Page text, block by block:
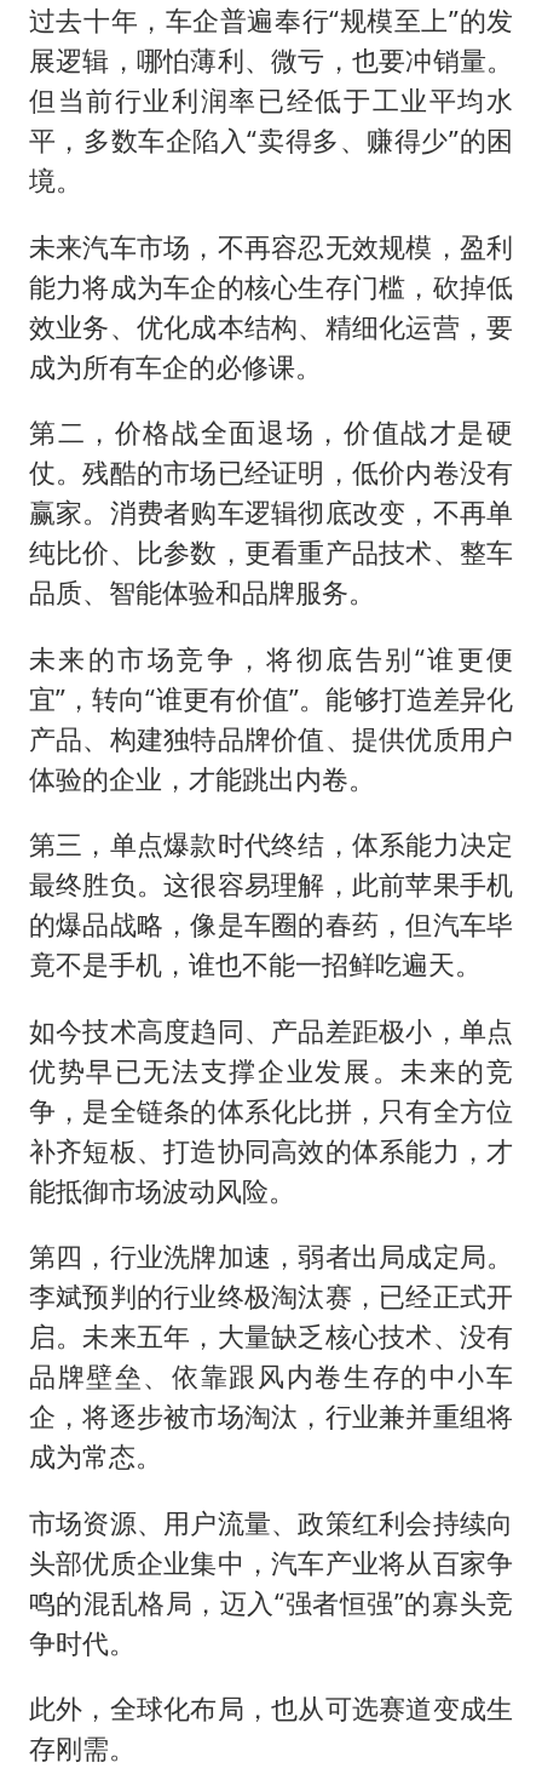
过去十年，车企普遍奉行“规模至上”的发
展逻辑，哪怕薄利、微亏，也要冲销量。
但当前行业利润率已经低于工业平均水
平，多数车企陷入“卖得多、赚得少”的困
境。
未来汽车市场，不再容忍无效规模，盈利
能力将成为车企的核心生存门槛，砍掉低
效业务、优化成本结构、精细化运营，要
成为所有车企的必修课。
第二，价格战全面退场，价值战才是硬
仗。残酷的市场已经证明，低价内卷没有
赢家。消费者购车逻辑彻底改变，不再单
纯比价、比参数，更看重产品技术、整车
品质、智能体验和品牌服务。
未来的市场竞争，将彻底告别“谁更便
宜”，转向“谁更有价值”。能够打造差异化
产品、构建独特品牌价值、提供优质用户
体验的企业，才能跳出内卷。
第三，单点爆款时代终结，体系能力决定
最终胜负。这很容易理解，此前苹果手机
的爆品战略，像是车圈的春药，但汽车毕
竟不是手机，谁也不能一招鲜吃遍天。
如今技术高度趋同、产品差距极小，单点
优势早已无法支撑企业发展。未来的竞
争，是全链条的体系化比拼，只有全方位
补齐短板、打造协同高效的体系能力，才
能抵御市场波动风险。
第四，行业洗牌加速，弱者出局成定局。
李斌预判的行业终极淘汰赛，已经正式开
启。未来五年，大量缺乏核心技术、没有
品牌壁垒、依靠跟风内卷生存的中小车
企，将逐步被市场淘汰，行业兼并重组将
成为常态。
市场资源、用户流量、政策红利会持续向
头部优质企业集中，汽车产业将从百家争
鸣的混乱格局，迈入“强者恒强”的寡头竞
争时代。
此外，全球化布局，也从可选赛道变成生
存刚需。